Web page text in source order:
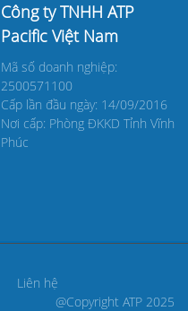
Công ty TNHH ATP
Pacific Việt Nam
Mã số doanh nghiệp:
2500571100
Cấp lần đầu ngày: 14/09/2016
Nơi cấp: Phòng ĐKKD Tỉnh Vĩnh
Phúc
Liên hệ
@Copyright ATP 2025